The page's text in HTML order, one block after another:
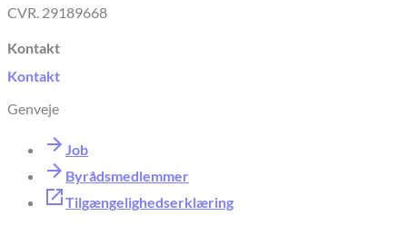
CVR. 29189668
Kontakt
Kontakt
Genveje
Job
Byrådsmedlemmer
Tilgængelighedserklæring